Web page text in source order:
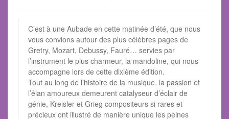
C’est à une Aubade en cette matinée d’été, que nous
vous convions autour des plus célèbres pages de
Gretry, Mozart, Debussy, Fauré… servies par
l’instrument le plus charmeur, la mandoline, qui nous
accompagne lors de cette dixième édition.
Tout au long de l’histoire de la musique, la passion et
l’élan amoureux demeurent catalyseur d’éclair de
génie, Kreisler et Grieg compositeurs si rares et
précieux ont illustré de manière unique les peines